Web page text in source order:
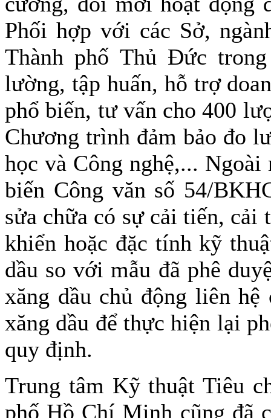
Phối hợp với các Sở,
Thành phố Thủ Đức
lường, tập huấn, hỗ trợ
phổ biến, tư vấn cho 400
Chương trình đảm bảo đo
học và Công nghệ,...
biến Công văn số 54/
sửa chữa có sự cải tiến,
khiển hoặc đặc tính kỹ
dầu so với mẫu đã phê
xăng dầu chủ động liên
xăng dầu để thực hiện lại
quy định.
Trung tâm Kỹ thuật Tiêu
phố Hồ Chí Minh cũng đã